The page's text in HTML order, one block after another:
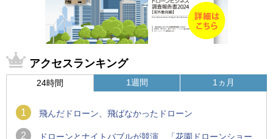
アクセスランキング
24時間
1 飛んだドローン、飛ばなかったドローン
2
ドローンとナイトバブルが競演、「花園ドローンショー
1週間 1ヵ月